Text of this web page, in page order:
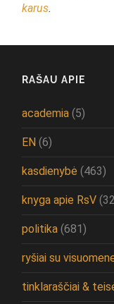
karus.
RAŠAU APIE
academia (5)
EN (6)
kasdienybė (463)
knyga apie RsV
politika (681)
ryšiai su
tinklaraščiai &